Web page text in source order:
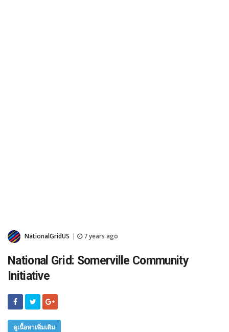
NationalGridUS 7 years ago
National Grid: Somerville Community
Initiative
ดูเนื้อหาเพิ่มเติม